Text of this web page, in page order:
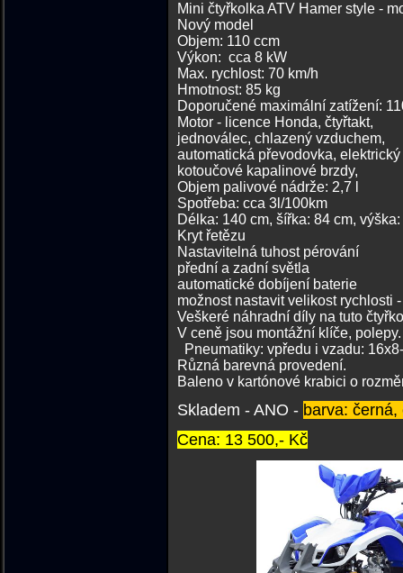
Mini čtyřkolka ATV Hamer style -
Nový model
Objem: 110 ccm
Výkon: cca 8 kW
Max. rychlost: 70 km/h
Hmotnost: 85 kg
Doporučené maximální zatížení:
Motor - licence Honda, čtyřtakt,
jednoválec, chlazený vzduchem,
automatická převodovka,
kotoučové kapalinové brzdy,
Objem palivové nádrže: 2,7 l
Spotřeba: cca 3l/100km
Délka: 140
Kryt řetězu
Nastavitelná tuhost pérování
přední a zadní světla
automatické dobíjení baterie
možnost nastavit velikost rychlosti
Veškeré náhradní díly na tuto
V ceně
Pneumatiky: vpředu i vzadu:
Různá
Baleno v kartónové krabici o
Skladem - ANO - barva:
Cena: 13 500,- Kč